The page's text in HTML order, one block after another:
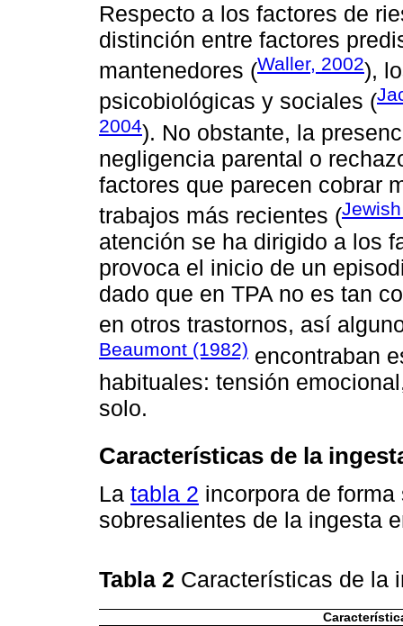
Respecto a los factores de
distinción entre factores
mantenedores (Waller, 2002),
psicobiológicas y sociales (
2004). No obstante, la
negligencia parental o
factores que parecen cobrar
trabajos más recientes (
atención se ha dirigido a los
provoca el inicio de un
dado que en TPA no es tan
en otros trastornos, así
Beaumont (1982) encontraban
habituales: tensión
solo.
Características de la
La tabla 2 incorpora de
sobresalientes de la ingesta
Tabla 2 Características de la